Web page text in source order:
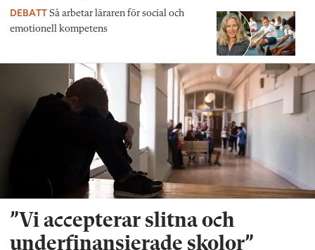
DEBATT Så arbetar läraren för social och
emotionell kompetens
”Vi accepterar slitna och
underfinansierade skolor”